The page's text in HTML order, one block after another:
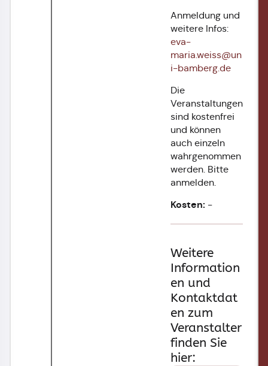
Anmeldung und
weitere Infos:
eva-
maria.weiss@un
i-bamberg.de
Die
Veranstaltungen
sind kostenfrei
und können
auch einzeln
wahrgenommen
werden. Bitte
anmelden.
Kosten: -
Weitere
Information
en und
Kontaktdat
en zum
Veranstalter
finden Sie
hier: